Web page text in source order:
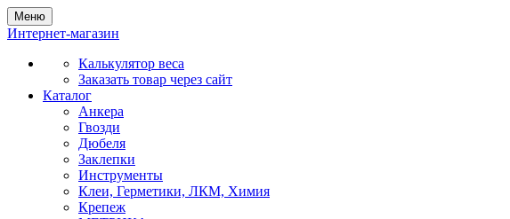
Меню
Интернет-магазин
Калькулятор веса
Заказать товар через сайт
Каталог
Анкера
Гвозди
Дюбеля
Заклепки
Инструменты
Клеи, Герметики, ЛКМ, Химия
Крепеж